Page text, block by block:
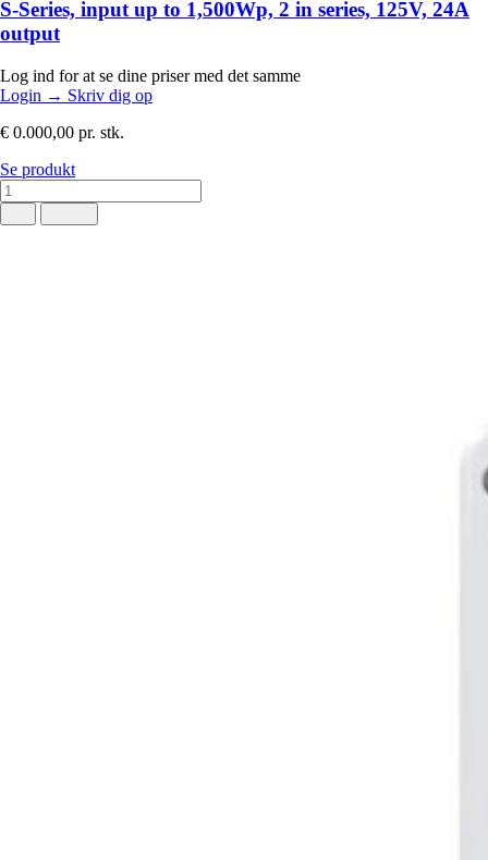
S-Series, input up to 1,500Wp, 2 in series, 125V, 24A
output
Log ind for at se dine priser med det samme
Login → Skriv dig op
€ 0.000,00 pr. stk.
Se produkt